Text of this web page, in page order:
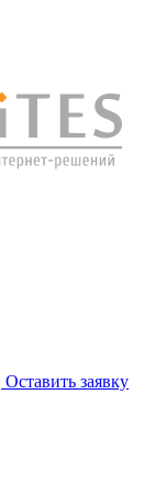
Оставить заявку